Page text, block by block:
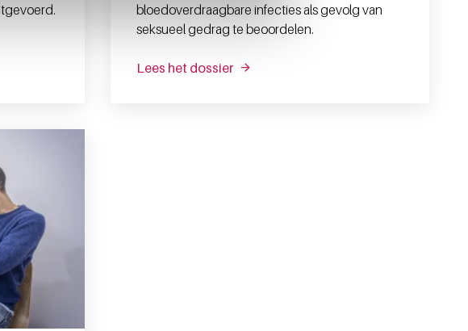
bloedoverdraagbare infecties als gevolg van
seksueel gedrag te beoordelen.
Lees het dossier